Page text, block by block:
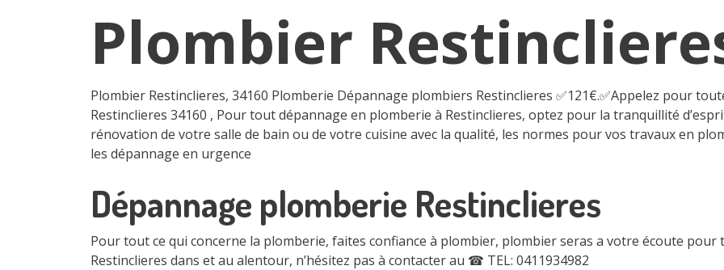
Plombier
Plombier Restinclieres, 34160 Plomberie Dépannage plombiers Restinclieres ✅121€.✅Appelez pour
Restinclieres 34160 , Pour tout dépannage en plomberie à Restinclieres, optez pour la tranquillité
rénovation de votre salle de bain ou de votre cuisine avec la qualité, les normes pour vos travaux en
les dépannage en urgence
Dépannage plomberie Restinclieres
Pour tout ce qui concerne la plomberie, faites confiance à plombier, plombier seras a votre écoute
Restinclieres dans et au alentour, n’hésitez pas à contacter au ☎ TEL: 0411934982